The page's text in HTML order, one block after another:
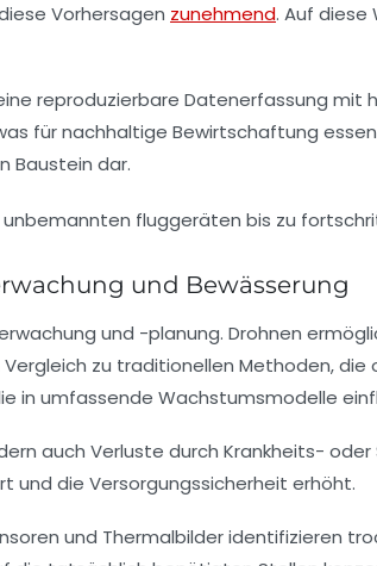
Vorhersagen zunehmend. Auf diese
reproduzierbare Datenerfassung mit
für nachhaltige Bewirtschaftung
Baustein dar.
und Bewässerung
und -planung. Drohnen
zu traditionellen Methoden,
in umfassende Wachstumsmodelle
auch Verluste durch Krankheits-
und die Versorgungssicherheit erhöht.
und Thermalbilder identifizieren